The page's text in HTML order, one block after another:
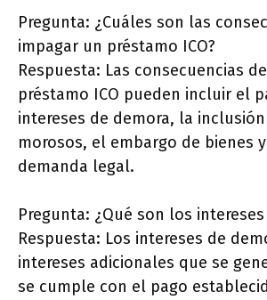
Pregunta: ¿Cuáles son las
impagar un préstamo ICO?
Respuesta: Las consecuencias
préstamo ICO pueden incluir el
intereses de demora, la
morosos, el embargo de bienes
demanda legal.
Pregunta: ¿Qué son los
Respuesta: Los intereses de
intereses adicionales que se
se cumple con el pago